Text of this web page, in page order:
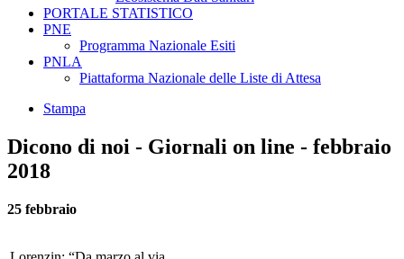
PORTALE STATISTICO
PNE
Programma Nazionale Esiti
PNLA
Piattaforma Nazionale delle Liste di Attesa
Stampa
Dicono di noi - Giornali on line - febbraio
2018
25 febbraio